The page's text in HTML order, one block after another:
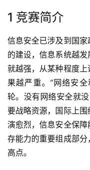
1 竞赛简介
信息安全已涉及到国
的建设，信息系统越
就越强，从某种程度
果越严重。“网络安
轮。没有网络安全就
要战略资源，国际上
演愈烈，信息安全保
存能力的重要组成部
高点。